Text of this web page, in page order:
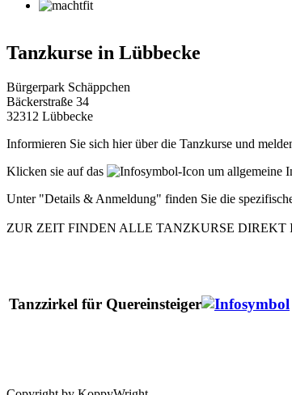
Tanzkurse in Lübbecke
Bürgerpark Schäppchen
Bäckerstraße 34
32312 Lübbecke
Informieren Sie sich hier über die Tanzkurse und
Klicken sie auf das
-Icon um allgemeine
Unter "Details & Anmeldung" finden Sie die
ZUR ZEIT FINDEN ALLE TANZKURSE
Tanzzirkel für Quereinsteiger